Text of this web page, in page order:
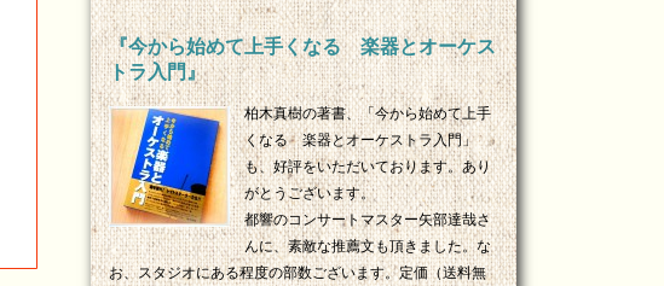
『今から始めて上手くなる 楽器とオーケス
トラ入門』
柏木真樹の著書、「今から始めて上手
くなる 楽器とオーケストラ入門」
も、好評をいただいております。あり
がとうございます。
都響のコンサートマスター矢部達哉さ
んに、素敵な推薦文も頂きました。な
お、スタジオにある程度の部数ございます。定価（送料無